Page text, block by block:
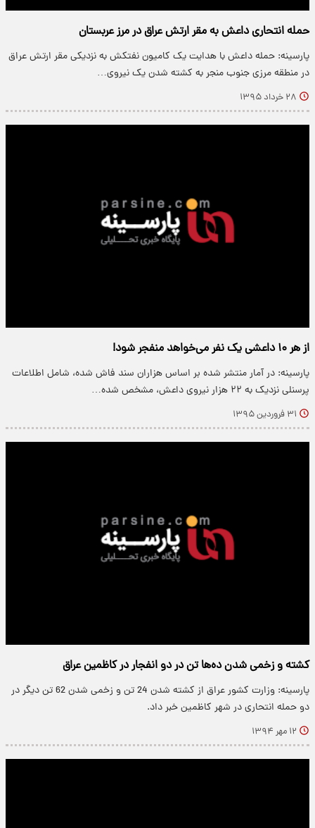
حمله انتحاری داعش به مقر ارتش عراق در مرز عربستان
پارسینه: حمله داعش با هدایت یک کامیون نفتکش به نزدیکی مقر ارتش عراق
در منطقه مرزی جنوب منجر به کشته شدن یک نیروی…
۲۸ خرداد ۱۳۹۵
از هر ۱۰ داعشی یک نفر می‌خواهد منفجر شود!
پارسینه: در آمار منتشر شده بر اساس هزاران سند فاش شده، شامل اطلاعات
پرسنلی نزدیک به ۲۲ هزار نیروی داعش، مشخص شده…
۳۱ فروردین ۱۳۹۵
کشته و زخمی شدن ده‌ها تن در دو انفجار در کاظمین عراق
پارسینه: وزارت کشور عراق از کشته شدن 24 تن و زخمی شدن 62 تن دیگر در
دو حمله انتحاری در شهر کاظمین خبر داد.
۱۲ مهر ۱۳۹۴